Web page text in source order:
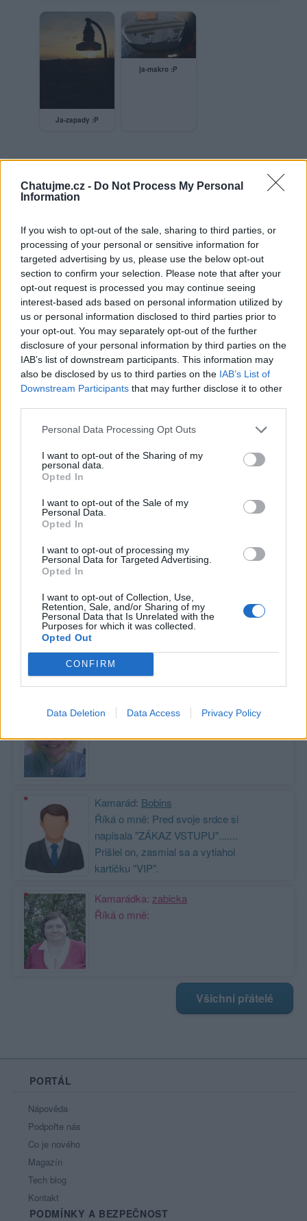
Chatujme.cz - Do Not Process My Personal
Information
If you wish to opt-out of the sale, sharing to third parties, or
processing of your personal or sensitive information for
targeted advertising by us, please use the below opt-out
section to confirm your selection. Please note that after your
opt-out request is processed you may continue seeing
interest-based ads based on personal information utilized by
us or personal information disclosed to third parties prior to
your opt-out. You may separately opt-out of the further
disclosure of your personal information by third parties on the
IAB’s list of downstream participants. This information may
also be disclosed by us to third parties on the IAB’s List of
Downstream Participants that may further disclose it to other
Personal Data Processing Opt Outs
I want to opt-out of the Sharing of my
personal data.
Opted In
I want to opt-out of the Sale of my
Personal Data.
Opted In
I want to opt-out of processing my
Personal Data for Targeted Advertising.
Opted In
I want to opt-out of Collection, Use,
Retention, Sale, and/or Sharing of my
Personal Data that Is Unrelated with the
Purposes for which it was collected.
Opted Out
CONFIRM
Data Deletion Data Access Privacy Policy
Ja-zapady :P
ja-makro :P
Neověřený profil
Tento uživatel zatím neprokázal svou identitu ověřovací
údaje odpovídají skutečné osobě.
Věk: ??
Země:
Kontakt
Napsat uživateli vzkaz
Informace o profilu a chatu
Registrace od : 15.10.2013 22:08
Online
: Není nikde online
Naposledy aktivní: 07.08.2026 13:30
Prochatováno: 1,422.28 hod.
Počet přátel
: 157
Profil zobrazen: 25330x
Líbí se:65
Oblibené místnosti
Sledované diskuze
Poslední 3 příspěvky na mé zdi
Nemá žádné příspěvky
Zobrazit celou mou zeď
Moji nejnovější přátelé
Kamarádka:ircablah
Říká o mně:
Kamarád: Bobins
Říká o mně: Pred svoje srdce si
napísala "ZÁKAZ VSTUPU".......
Prišlel on, zasmial sa a vytiahol
kartičku "VIP".
Kamarádka: zabicka
Říká o mně:
Všichni přátelé
PORTÁL
Nápověda
Podpořte nás
Co je nového
Magazín
Tech blog
Kontakt
PODMÍNKY A BEZPEČNOST